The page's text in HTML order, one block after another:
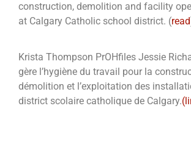
construction, demolition and facility
at Calgary Catholic school district. (read
Krista Thompson PrOHfiles Jessie
gère l’hygiène du travail pour la
démolition et l’exploitation des
district scolaire catholique de Calgary.